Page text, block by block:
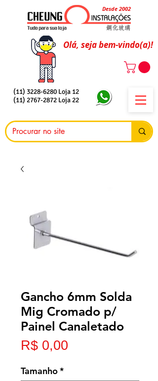
Desde 2002
Olá, seja bem-vindo(a)!
(11) 3228-6280 Loja 12
(11) 2767-2872 Loja 22
Gancho 6mm Solda
Mig Cromado p/
Painel Canaletado
R$ 0,00
Tamanho*